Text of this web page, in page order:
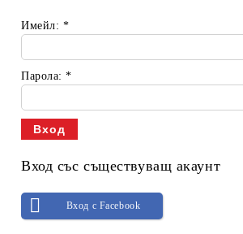
Имейл: *
Парола:*
Вход със съществуващ акаунт
Вход с Facebook